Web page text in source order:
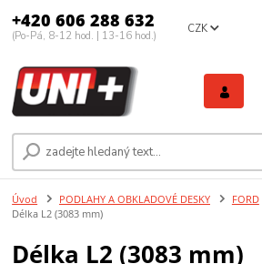
CZK
+420 606 288 632
(Po-Pá, 8-12 hod. | 13-16 hod.)
Úvod PODLAHY A OBKLADOVÉ DESKY FORD
Délka L2 (3083 mm)
Délka L2 (3083 mm)